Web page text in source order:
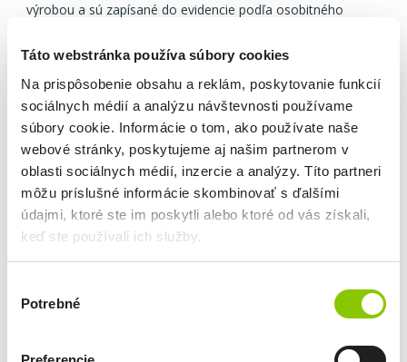
Táto webstránka používa súbory cookies
Na prispôsobenie obsahu a reklám, poskytovanie funkcií
sociálnych médií a analýzu návštevnosti používame
súbory cookie. Informácie o tom, ako používate naše
webové stránky, poskytujeme aj našim partnerom v
oblasti sociálnych médií, inzercie a analýzy. Títo partneri
môžu príslušné informácie skombinovať s ďalšími
údajmi, ktoré ste im poskytli alebo ktoré od vás získali,
keď ste používali ich služby.
súhlasu
Potrebné
výrobou a sú zapísané do evidencie podľa osobitného
právnické osoby, ktoré boli zriadené podľa osobitných
predpisov (napr. spoločenstvá vlastníkov bytov)
Základné podmienky na získanie úveru:
žiadateľ má sídlo na území SR a vykonáva svoju podnikateľskú
činnosť min. 24 mesiacov
Potrebné dokumenty: